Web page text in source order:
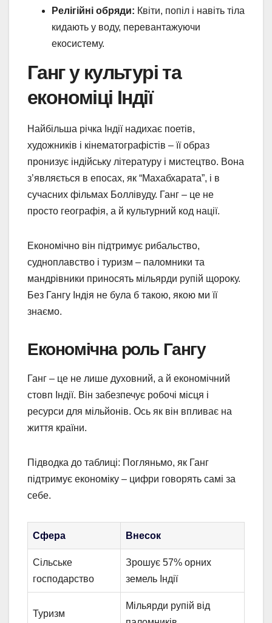
Релігійні обряди: Квіти, попіл і навіть тіла
кидають у воду, перевантажуючи
екосистему.
Ганг у культурі та
економіці Індії
Найбільша річка Індії надихає поетів,
художників і кінематографістів – її образ
пронизує індійську літературу і мистецтво. Вона
з’являється в епосах, як “Махабхарата”, і в
сучасних фільмах Боллівуду. Ганг – це не
просто географія, а й культурний код нації.
Економічно він підтримує рибальство,
судноплавство і туризм – паломники та
мандрівники приносять мільярди рупій щороку.
Без Гангу Індія не була б такою, якою ми її
знаємо.
Економічна роль Гангу
Ганг – це не лише духовний, а й економічний
стовп Індії. Він забезпечує робочі місця і
ресурси для мільйонів. Ось як він впливає на
життя країни.
Підводка до таблиці: Погляньмо, як Ганг
підтримує економіку – цифри говорять самі за
себе.
Сфера Внесок
Сільське
господарство
Зрошує 57% орних
земель Індії
Туризм
Мільярди рупій від